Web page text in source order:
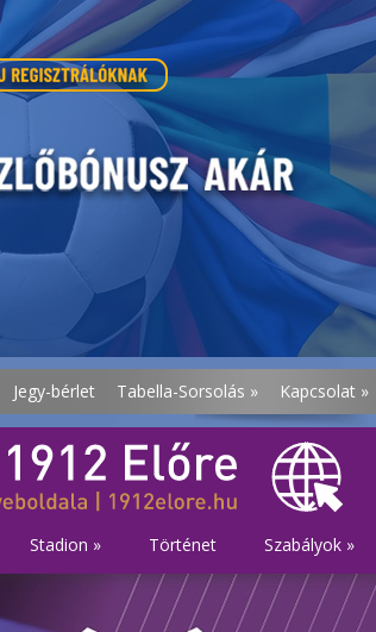
Jegy-bérlet Tabella-Sorsolás » Kapcsolat »
Stadion » Történet Szabályok »